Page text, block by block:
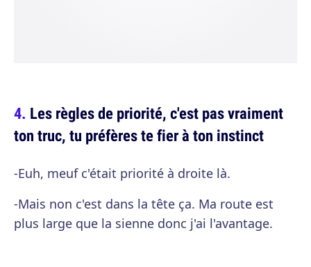
Les règles de priorité, c'est pas vraiment
ton truc, tu préfères te fier à ton instinct
-Euh, meuf c'était priorité à droite là.
-Mais non c'est dans la tête ça. Ma route est
plus large que la sienne donc j'ai l'avantage.